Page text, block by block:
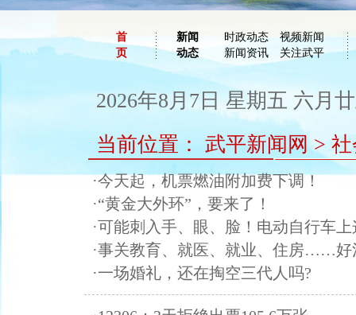
首
页
新闻 时政动态
视频新闻
动态
新闻资讯 关注武平
2026年8月7日 星期五 六月
当前位置： 武平新闻网>
·今天起，机票燃油附加费下调！
·“黄金大外环”，要来了！
·可能刺入手、眼、脸！电动自行车
·事关教育、就医、就业、住房……好
·一场婚礼，还在掏空三代人吗?